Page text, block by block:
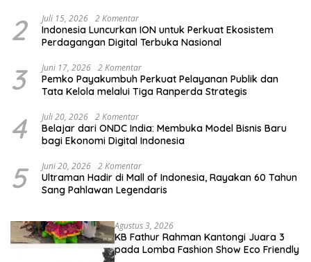
2 Juli 15, 2026 2 Komentar
Indonesia Luncurkan ION untuk Perkuat Ekosistem
Perdagangan Digital Terbuka Nasional
3 Juni 17, 2026 2 Komentar
Pemko Payakumbuh Perkuat Pelayanan Publik dan
Tata Kelola melalui Tiga Ranperda Strategis
4 Juli 20, 2026 2 Komentar
Belajar dari ONDC India: Membuka Model Bisnis Baru
bagi Ekonomi Digital Indonesia
5 Juni 20, 2026 2 Komentar
Ultraman Hadir di Mall of Indonesia, Rayakan 60 Tahun
Sang Pahlawan Legendaris
Agustus 3, 2026
KB Fathur Rahman Kantongi Juara 3
pada Lomba Fashion Show Eco Friendly